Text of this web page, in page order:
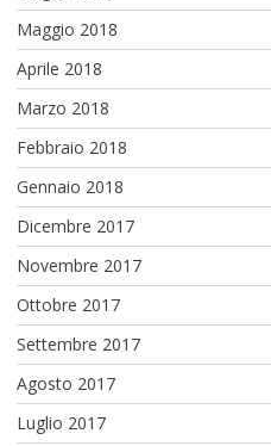
Maggio 2018
Aprile 2018
Marzo 2018
Febbraio 2018
Gennaio 2018
Dicembre 2017
Novembre 2017
Ottobre 2017
Settembre 2017
Agosto 2017
Luglio 2017